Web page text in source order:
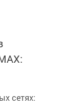
сетях: